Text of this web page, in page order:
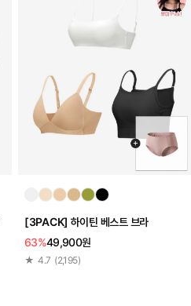
[3PACK] 하이틴 베스트 브라
63%49,900원
★ 4.7 (2,195)